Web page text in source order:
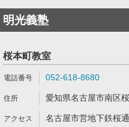
明光義塾
桜本町教室
052-618-8680
愛知県名古屋市南区
名古屋市営地下鉄桜